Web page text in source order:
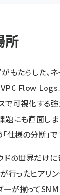
所
もたらした、
VPC Flow
で可視化する
題にも直面し
仕様の分断」で
ドの世界だけ
ったヒアリン
ーが揃って